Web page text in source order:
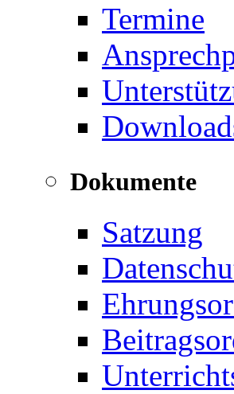
Termine
Dokumente
Satzung